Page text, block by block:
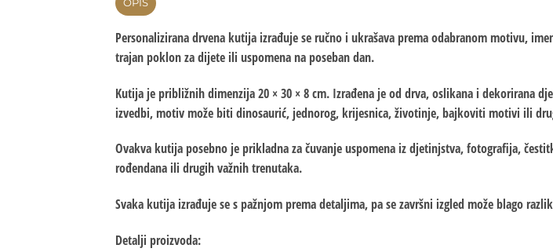
OPIS
Personalizirana drvena kutija izrađuje se ručno i ukrašava prema odabranom motivu,
trajan poklon za dijete ili uspomena na poseban dan.
Kutija je približnih dimenzija 20 × 30 × 8 cm. Izrađena je od drva, oslikana i dekorirana
izvedbi, motiv može biti dinosaurić, jednorog, krijesnica, životinje, bajkoviti motivi ili
Ovakva kutija posebno je prikladna za čuvanje uspomena iz djetinjstva, fotografija,
rođendana ili drugih važnih trenutaka.
Svaka kutija izrađuje se s pažnjom prema detaljima, pa se završni izgled može blago
Detalji proizvoda: